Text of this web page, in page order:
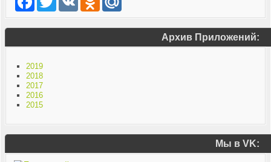
Архив Приложений:
2019
2018
2017
2016
2015
Мы в VK: